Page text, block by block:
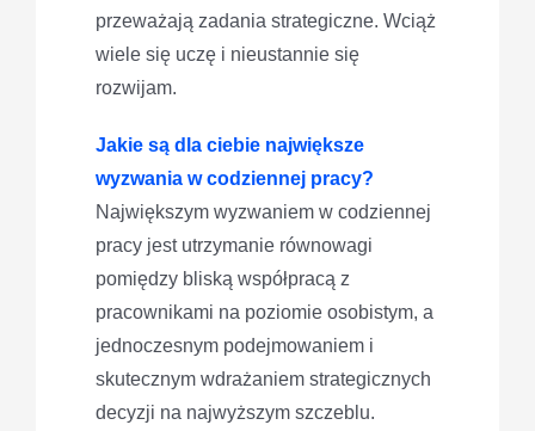
przeważają zadania strategiczne. Wciąż
wiele się uczę i nieustannie się
rozwijam.
Jakie są dla ciebie największe
wyzwania w codziennej pracy?
Największym wyzwaniem w codziennej
pracy jest utrzymanie równowagi
pomiędzy bliską współpracą z
pracownikami na poziomie osobistym, a
jednoczesnym podejmowaniem i
skutecznym wdrażaniem strategicznych
decyzji na najwyższym szczeblu.